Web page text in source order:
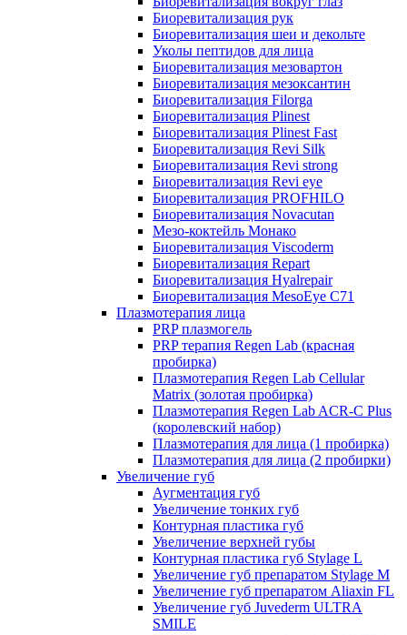
Биоревитализация рук
Биоревитализация шеи и декольте
Уколы пептидов для лица
Биоревитализация мезовартон
Биоревитализация мезоксантин
Биоревитализация Filorga
Биоревитализация Plinest
Биоревитализация Plinest Fast
Биоревитализация Revi Silk
Биоревитализация Revi strong
Биоревитализация Revi eye
Биоревитализация PROFHILO
Биоревитализация Novacutan
Мезо-коктейль Монако
Биоревитализация Viscoderm
Биоревитализация Repart
Биоревитализация Hyalrepair
Биоревитализация MesoEye C71
Плазмотерапия лица
PRP плазмогель
PRP терапия Regen Lab (красная
пробирка)
Плазмотерапия Regen Lab Cellular
Matrix (золотая пробирка)
Плазмотерапия Regen Lab ACR-C Plus
(королевский набор)
Плазмотерапия для лица (1 пробирка)
Плазмотерапия для лица (2 пробирки)
Увеличение губ
Аугментация губ
Увеличение тонких губ
Контурная пластика губ
Увеличение верхней губы
Контурная пластика губ Stylage L
Увеличение губ препаратом Stylage M
Увеличение губ препаратом Aliaxin FL
Увеличение губ Juvederm ULTRA
SMILE